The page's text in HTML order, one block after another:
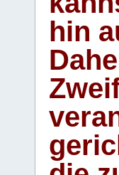
hin